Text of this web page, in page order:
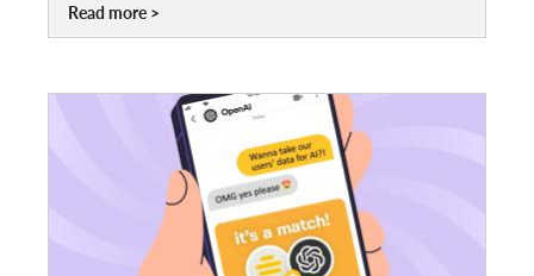
Read more